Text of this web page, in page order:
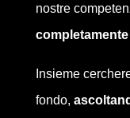
nostre
Insieme
fondo,